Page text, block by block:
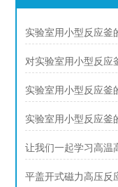
实验室用小型反应釜
对实验室用小型反应
实验室用小型反应釜
实验室用小型反应釜
让我们一起学习高温